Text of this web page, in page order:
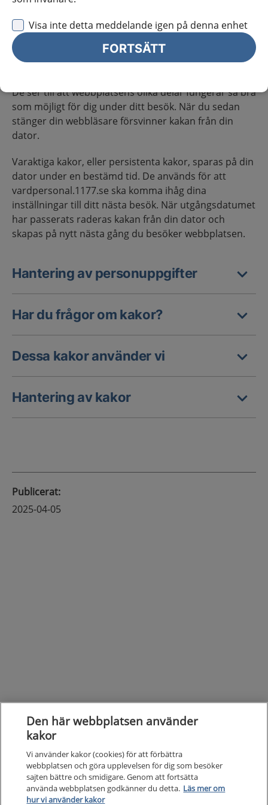
Visa inte detta meddelande igen på denna enhet
FORTSÄTT
På vardpersonal.1177.se använder vi tillfälliga och
varaktiga kakor.
Tillfälliga kakor, eller sessionskakor, är en typ av kaka
De ser till att webbplatsens olika delar fungerar så bra
som möjligt för dig under ditt besök. När du sedan
stänger din webbläsare försvinner kakan från din
dator.
Varaktiga kakor, eller persistenta kakor, sparas på din
dator under en bestämd tid. De används för att
vardpersonal.1177.se ska komma ihåg dina
inställningar till ditt nästa besök. När utgångsdatumet
har passerats raderas kakan från din dator och
skapas på nytt nästa gång du besöker webbplatsen.
Hantering av personuppgifter
Har du frågor om kakor?
Dessa kakor använder vi
Hantering av kakor
Publicerat:
2025-04-05
Kunskapsstöd
Den här webbplatsen använder
kakor
Vi använder kakor (cookies) för att förbättra
webbplatsen och göra upplevelsen för dig som besöker
sajten bättre och smidigare. Genom att fortsätta
använda webbplatsen godkänner du detta. Läs mer om
hur vi använder kakor